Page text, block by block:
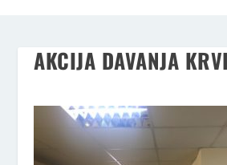
AKCIJA DAVANJA